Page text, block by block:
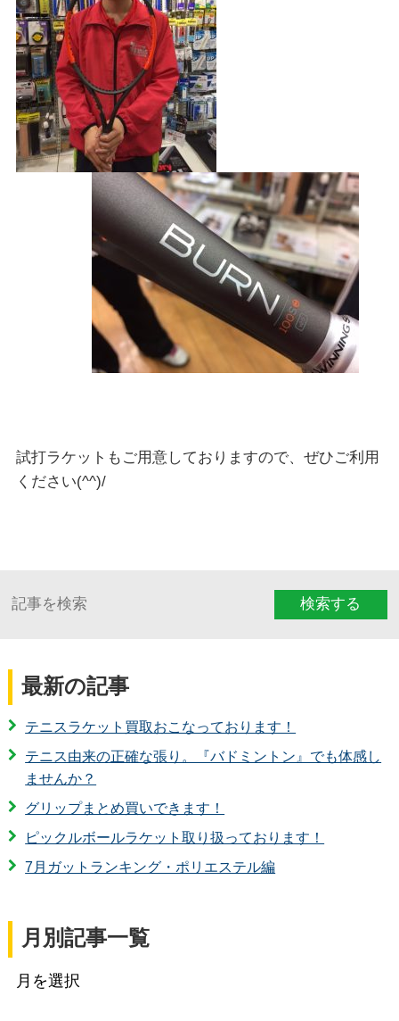
試打ラケットもご用意しておりますので、ぜひご利用
ください(^^)/
検索する
最新の記事
テニスラケット買取おこなっております！
テニス由来の正確な張り。『バドミントン』でも体感し
ませんか？
グリップまとめ買いできます！
ピックルボールラケット取り扱っております！
7月ガットランキング・ポリエステル編
月別記事一覧